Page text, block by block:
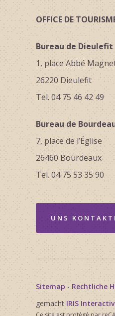
OFFICE DE
Bureau de Dieulefit
1, place Abbé
26220 Dieulefit
Tel. 04 75 46 42 49
Bureau de
7, place de l’Église
26460 Bourdeaux
Tel. 04 75 53 35 90
UNS
Sitemap - Rechtliche
gemacht IRIS